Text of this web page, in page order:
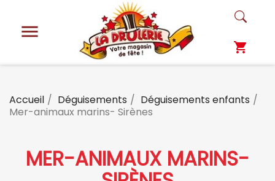

shopping_cart
Accueil Déguisements
Déguisements enfants
Mer-animaux marins- Sirènes
MER-ANIMAUX MARINS-